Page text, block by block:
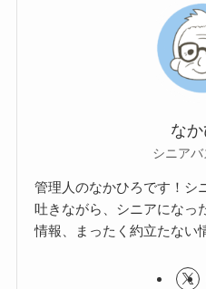
な
シニア
管理人のなかひろです！シ
吐きながら、シニアになっ
情報、まったく約立たない